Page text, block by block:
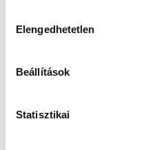
kiválasztása
Elengedhetetlen
Beállítások
Statisztikai